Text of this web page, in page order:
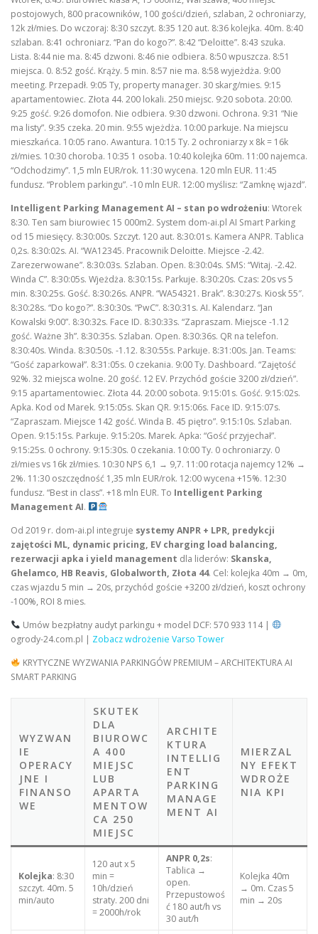
postojowych, 800 pracowników, 100 gości/dzień, szlaban, 2 ochroniarzy,
12k zł/mies. Do wczoraj: 8:30 szczyt. 8:35 120 aut. 8:36 kolejka. 40m. 8:40
szlaban. 8:41 ochroniarz. “Pan do kogo?”. 8:42 “Deloitte”. 8:43 szuka.
Lista. 8:44 nie ma. 8:45 dzwoni. 8:46 nie odbiera. 8:50 wpuszcza. 8:51
miejsca. 0. 8:52 gość. Krąży. 5 min. 8:57 nie ma. 8:58 wyjeżdża. 9:00
meeting. Przepadł. 9:05 Ty, property manager. 30 skarg/mies. 9:15
apartamentowiec. Złota 44. 200 lokali. 250 miejsc. 9:20 sobota. 20:00.
9:25 gość. 9:26 domofon. Nie odbiera. 9:30 dzwoni. Ochrona. 9:31 “Nie
ma listy”. 9:35 czeka. 20 min. 9:55 wjeżdża. 10:00 parkuje. Na miejscu
mieszkańca. 10:05 rano. Awantura. 10:15 Ty. 2 ochroniarzy x 8k = 16k
zł/mies. 10:30 choroba. 10:35 1 osoba. 10:40 kolejka 60m. 11:00 najemca.
“Odchodzimy”. 1,5 mln EUR/rok. 11:30 wycena. 120 mln EUR. 11:45
fundusz. “Problem parkingu”. -10 mln EUR. 12:00 myślisz: “Zamknę wjazd”.
Intelligent Parking Management AI – stan po wdrożeniu: Wtorek
8:30. Ten sam biurowiec 15 000m2. System dom-ai.pl AI Smart Parking
od 15 miesięcy. 8:30:00s. Szczyt. 120 aut. 8:30:01s. Kamera ANPR. Tablica
0,2s. 8:30:02s. AI. “WA12345. Pracownik Deloitte. Miejsce -2.42.
Zarezerwowane”. 8:30:03s. Szlaban. Open. 8:30:04s. SMS: “Witaj. -2.42.
Winda C”. 8:30:05s. Wjeżdża. 8:30:15s. Parkuje. 8:30:20s. Czas: 20s vs 5
min. 8:30:25s. Gość. 8:30:26s. ANPR. “WA54321. Brak”. 8:30:27s. Kiosk 55″.
8:30:28s. “Do kogo?”. 8:30:30s. “PwC”. 8:30:31s. AI. Kalendarz. “Jan
Kowalski 9:00”. 8:30:32s. Face ID. 8:30:33s. “Zapraszam. Miejsce -1.12
gość. Ważne 3h”. 8:30:35s. Szlaban. Open. 8:30:36s. QR na telefon.
8:30:40s. Winda. 8:30:50s. -1.12. 8:30:55s. Parkuje. 8:31:00s. Jan. Teams:
“Gość zaparkował”. 8:31:05s. 0 czekania. 9:00 Ty. Dashboard. “Zajętość
92%. 32 miejsca wolne. 20 gość. 12 EV. Przychód goście 3200 zł/dzień”.
9:15 apartamentowiec. Złota 44. 20:00 sobota. 9:15:01s. Gość. 9:15:02s.
Apka. Kod od Marek. 9:15:05s. Skan QR. 9:15:06s. Face ID. 9:15:07s.
“Zapraszam. Miejsce 142 gość. Winda B. 45 piętro”. 9:15:10s. Szlaban.
Open. 9:15:15s. Parkuje. 9:15:20s. Marek. Apka: “Gość przyjechał”.
9:15:25s. 0 ochrony. 9:15:30s. 0 czekania. 10:00 Ty. 0 ochroniarzy. 0
zł/mies vs 16k zł/mies. 10:30 NPS 6,1 → 9,7. 11:00 rotacja najemcy 12% →
2%. 11:30 oszczędność 1,35 mln EUR/rok. 12:00 wycena +15%. 12:30
fundusz. “Best in class”. +18 mln EUR. To Intelligent Parking
Management AI.
Od 2019 r. dom-ai.pl integruje systemy ANPR + LPR, predykcji
zajętości ML, dynamic pricing, EV charging load balancing,
rezerwacji apka i yield management dla liderów: Skanska,
Ghelamco, HB Reavis, Globalworth, Złota 44. Cel: kolejka 40m → 0m,
czas wjazdu 5 min → 20s, przychód goście +3200 zł/dzień, koszt ochrony
-100%, ROI 8 mies.
Umów bezpłatny audyt parkingu + model DCF: 570 933 114 |
ogrody-24.com.pl | Zobacz wdrożenie Varso Tower
KRYTYCZNE WYZWANIA PARKINGÓW PREMIUM – ARCHITEKTURA AI
SMART PARKING
WYZWAN
IE
OPERACY
JNE I
FINANSO
WE
SKUTEK
DLA
BIUROWC
A 400
MIEJSC
LUB
APARTA
MENTOW
CA 250
MIEJSC
ARCHITE
KTURA
INTELLIG
ENT
PARKING
MANAGE
MENT AI
MIERZAL
NY EFEKT
WDROŻE
NIA KPI
Kolejka: 8:30
szczyt. 40m. 5
min/auto
120 aut x 5
min =
10h/dzień
straty. 200 dni
= 2000h/rok
ANPR 0,2s:
Tablica →
open.
Przepustowoś
ć 180 aut/h vs
30 aut/h
Kolejka 40m
→ 0m. Czas 5
min → 20s